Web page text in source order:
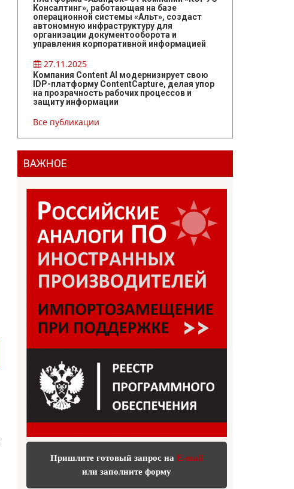
Консалтинг», работающая на базе
операционной системы «Альт», создаст
автономную инфраструктуру для
организации документооборота и
управления корпоративной информацией
27.11.2025
Компания Content AI модернизирует свою
IDP-платформу ContentCapture, делая упор
на прозрачность рабочих процессов и
защиту информации
Все публикации
ВАЖНОЕ
Пришлите готовый запрос на E-mail
или заполните форму